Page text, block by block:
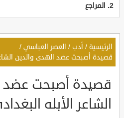
المراجع
الرئيسية / أدب / العصر العباسي /
قصيدة أصبحت عضد الهدى والدين
قصيدة أصبحت عضد
الشاعر الأبله